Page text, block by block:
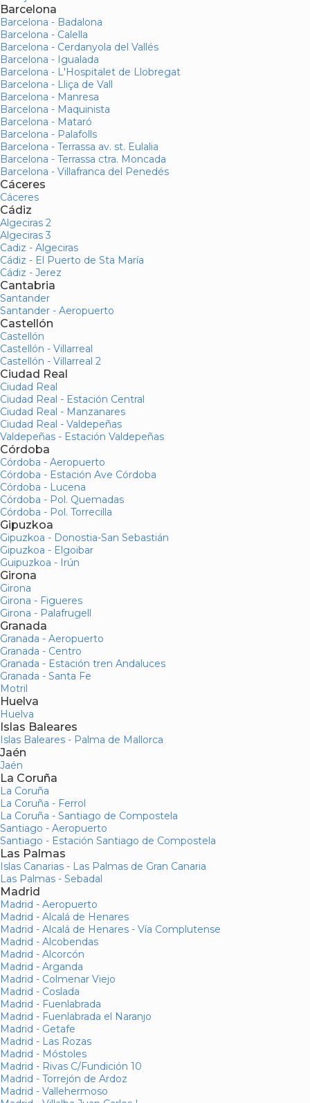
Barcelona
Barcelona - Badalona
Barcelona - Calella
Barcelona - Cerdanyola del Vallés
Barcelona - Igualada
Barcelona - L'Hospitalet de Llobregat
Barcelona - Lliça de Vall
Barcelona - Manresa
Barcelona - Maquinista
Barcelona - Mataró
Barcelona - Palafolls
Barcelona - Terrassa av. st. Eulalia
Barcelona - Terrassa ctra. Moncada
Barcelona - Villafranca del Penedés
Cáceres
Cáceres
Cádiz
Algeciras 2
Algeciras 3
Cadiz - Algeciras
Cádiz - El Puerto de Sta María
Cádiz - Jerez
Cantabria
Santander
Santander - Aeropuerto
Castellón
Castellón
Castellón - Villarreal
Castellón - Villarreal 2
Ciudad Real
Ciudad Real
Ciudad Real - Estación Central
Ciudad Real - Manzanares
Ciudad Real - Valdepeñas
Valdepeñas - Estación Valdepeñas
Córdoba
Córdoba - Aeropuerto
Córdoba - Estación Ave Córdoba
Córdoba - Lucena
Córdoba - Pol. Quemadas
Córdoba - Pol. Torrecilla
Gipuzkoa
Gipuzkoa - Donostia-San Sebastián
Gipuzkoa - Elgoibar
Guipuzkoa - Irún
Girona
Girona
Girona - Figueres
Girona - Palafrugell
Granada
Granada - Aeropuerto
Granada - Centro
Granada - Estación tren Andaluces
Granada - Santa Fe
Motril
Huelva
Huelva
Islas Baleares
Islas Baleares - Palma de Mallorca
Jaén
Jaén
La Coruña
La Coruña
La Coruña - Ferrol
La Coruña - Santiago de Compostela
Santiago - Aeropuerto
Santiago - Estación Santiago de Compostela
Las Palmas
Islas Canarias - Las Palmas de Gran Canaria
Las Palmas - Sebadal
Madrid
Madrid - Aeropuerto
Madrid - Alcalá de Henares
Madrid - Alcalá de Henares - Vía Complutense
Madrid - Alcobendas
Madrid - Alcorcón
Madrid - Arganda
Madrid - Colmenar Viejo
Madrid - Coslada
Madrid - Fuenlabrada
Madrid - Fuenlabrada el Naranjo
Madrid - Getafe
Madrid - Las Rozas
Madrid - Móstoles
Madrid - Rivas C/Fundición 10
Madrid - Torrejón de Ardoz
Madrid - Vallehermoso